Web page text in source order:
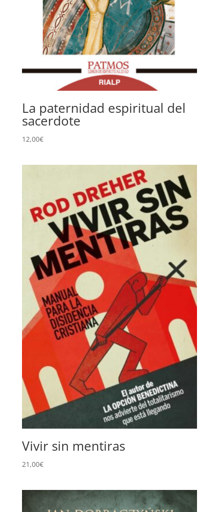
La paternidad espiritual del
sacerdote
12,00€
Vivir sin mentiras
21,00€